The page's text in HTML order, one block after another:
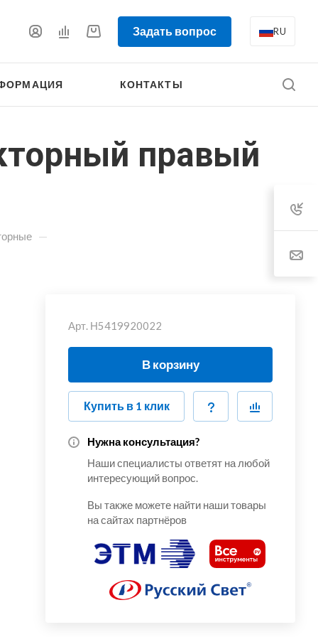
Задать вопрос RU
КОНТАКТЫ
правый
—
Арт. Н5419920022
В корзину
Купить в 1 клик
Нужна консультация?
Наши специалисты ответят на любой
интересующий вопрос.
Вы также можете найти наши товары
на сайтах партнёров